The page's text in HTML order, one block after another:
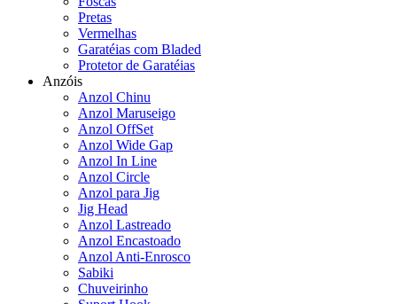
Pretas
Vermelhas
Garatéias com Bladed
Protetor de Garatéias
Anzóis
Anzol Chinu
Anzol Maruseigo
Anzol OffSet
Anzol Wide Gap
Anzol In Line
Anzol Circle
Anzol para Jig
Jig Head
Anzol Lastreado
Anzol Encastoado
Anzol Anti-Enrosco
Sabiki
Chuveirinho